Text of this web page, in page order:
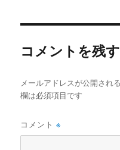
ー
ョ
コメントを残す
メールアドレスが公開され
欄は必須項目です
コメント※